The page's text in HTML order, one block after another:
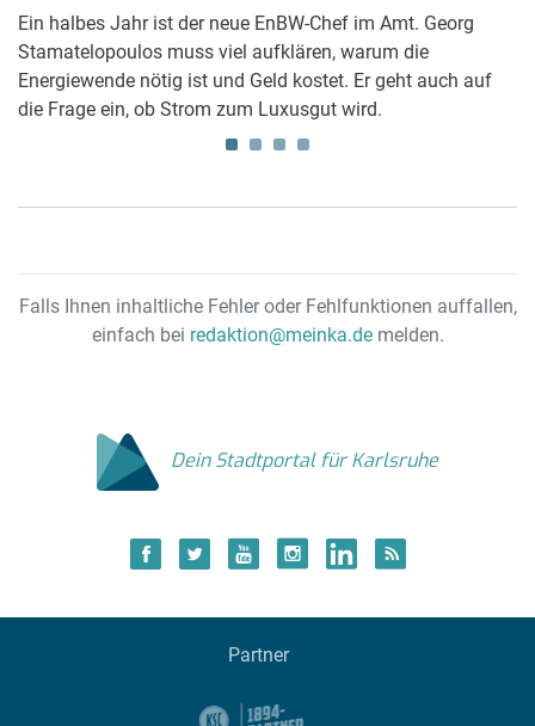
Ein halbes Jahr ist der neue EnBW-Chef im Amt. Georg
Stamatelopoulos muss viel aufklären, warum die
Energiewende nötig ist und Geld kostet. Er geht auch auf
die Frage ein, ob Strom zum Luxusgut wird.
Falls Ihnen inhaltliche Fehler oder Fehlfunktionen auffallen,
einfach bei redaktion@meinka.demelden.
Dein Stadtportal für Karlsruhe
Partner